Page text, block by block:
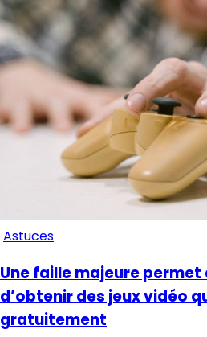
Astuces
Une faille majeure
d’obtenir des jeux vidéo
gratuitement